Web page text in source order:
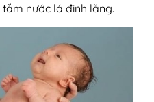
nước lá đinh lăng.